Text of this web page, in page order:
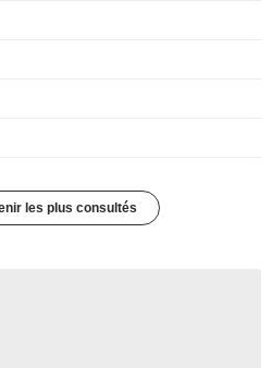
les plus consultés